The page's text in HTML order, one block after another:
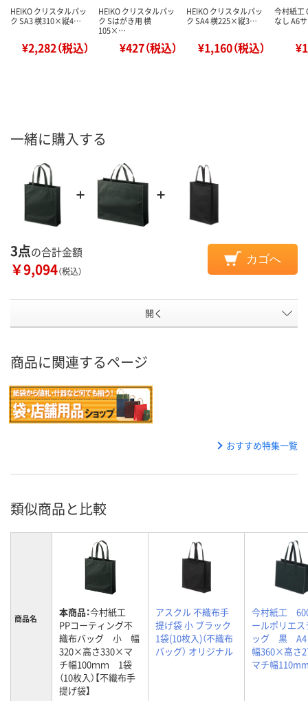
HEIKO クリスタルパッ
ク SA3 横310×縦4…
¥2,282（税込）
HEIKO クリスタルパッ
ク Sはがき用 横
105×…
¥427（税込）
HEIKO クリスタルパッ
ク SA4 横225×縦3…
¥1,160（税込）
今村紙工
なし A6
一緒に購入する
3点の合計金額
￥9,094（税込）
カゴへ
開く
商品に関連するページ
おすすめ特集一覧
類似商品と比較
商品名 本商品：今村紙工
PPコーティング不
織布バッグ 小 幅
320×高さ330×マ
チ幅100ｍｍ 1袋
（10枚入）【不織布手
提げ袋】
アスクル 不織布手
提げ袋 小 ブラック
1袋(10枚入)（不織布
バッグ） オリジナル
今村紙工
ールポリエ
ッグ 黒
幅360×高さ
マチ幅